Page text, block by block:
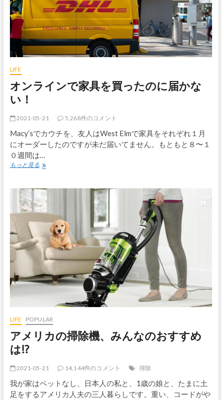
ゃ
時
間
か
か
る
い
ぞ！
LIFE
オンラインで家具を買ったのに届かな
い！
2021-05-21 5,268件のコメント
Macy’sでカウチを、友人はWest Elmで家具をそれぞれ１月
にオーダーしたのですが未だ届いてません。もともと８〜１
０週間は…
もっと見るオ
イ
ン
で
を
っ
た
の
に
な
い！
LIFE POPULAR
アメリカの掃除機、みんなのおすすめ
は!?
2021-05-21 14,144件のコメント 掃除
我が家はペットなし、日本人の私と、1歳の娘と、たまに土
足をするアメリカ人夫の三人暮らしです。重い、コードがや